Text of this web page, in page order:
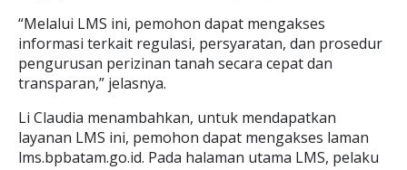
“Melalui LMS ini, pemohon dapat mengakses
informasi terkait regulasi, persyaratan, dan prosedur
pengurusan perizinan tanah secara cepat dan
transparan,” jelasnya.
Li Claudia menambahkan, untuk mendapatkan
layanan LMS ini, pemohon dapat mengakses laman
lms.bpbatam.go.id. Pada halaman utama LMS, pelaku